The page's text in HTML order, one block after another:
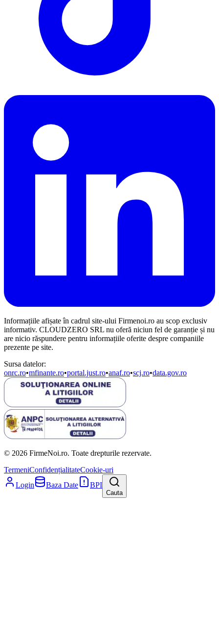
Informațiile afișate în cadrul site-ului Firmenoi.ro au scop exclusiv
informativ. CLOUDZERO SRL nu oferă niciun fel de garanție și nu
are nicio răspundere pentru informațiile oferite despre companiile
prezente pe site.
Sursa datelor:
onrc.ro•mfinante.ro•portal.just.ro•anaf.ro•scj.ro•data.gov.ro
© 2026 FirmeNoi.ro. Toate drepturile rezervate.
TermeniConfidențialitateCookie-uri
Login
Baza Date BPI
Cauta